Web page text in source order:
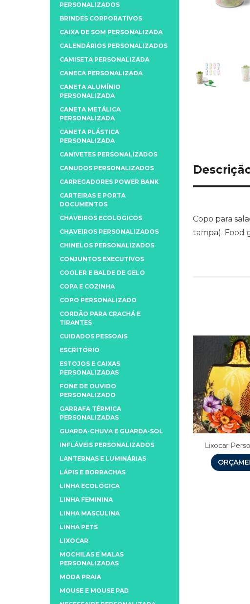
Copo para
tampa). Food
Lixocar
PERSONALIZADOS
BRINDES CORPORATIVOS
CAIXA DE SOM PERSONALIZADA
CALENDÁRIOS PERSONALIZADOS
CAMISETA PERSONALIZADA
CANECA PERSONALIZADA
CANETA ALUMÍNIO
PERSONALIZADA
CANETA METÁLICA
PERSONALIZADA
CANETA PLÁSTICA
PERSONALIZADA
CANIVETES PERSONALIZADOS
CANUDOS PERSONALIZADOS
CARREGADORES POWER BANK
CARTEIRAS E PORTA
DOCUMENTOS
CHAVEIROS ECOLÓGICOS
CHAVEIROS PERSONALIZADOS
CHINELOS PERSONALIZADOS
CONJUNTOS EXECUTIVOS
COOLER E BALDE DE GELO
COPA E COZINHA
COPO PERSONALIZADO
CORDÃO PARA CRACHÁ E
TIRANTES
CUIDADOS PESSOAIS
ESCRITÓRIO
ESTOJOS E CAIXAS
PERSONALIZADAS
FONE DE OUVIDO
PERSONALIZADO
GARRAFA TÉRMICA
PERSONALIZADAS
GUARDA-CHUVA E GUARDA-SOL
INFLÁVEIS PERSONALIZADOS
LANTERNAS E LUMINÁRIAS
LÁPIS E BORRACHAS
LINHA ECOLÓGICA
LINHA FEMININA
LINHA MASCULINA
LINHA PETS
LIXOCAR
MOCHILAS E MALAS
PERSONALIZADAS
MODA PRAIA
MOUSE E MOUSE PAD